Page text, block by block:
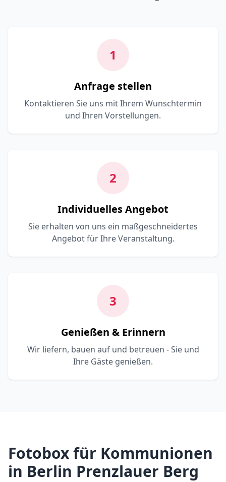
1
Anfrage stellen
Kontaktieren Sie uns mit Ihrem Wunschtermin
und Ihren Vorstellungen.
2
Individuelles Angebot
Sie erhalten von uns ein maßgeschneidertes
Angebot für Ihre Veranstaltung.
3
Genießen & Erinnern
Wir liefern, bauen auf und betreuen - Sie und
Ihre Gäste genießen.
Fotobox für Kommunionen
in Berlin Prenzlauer Berg